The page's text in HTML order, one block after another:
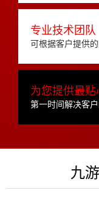
专业技术团队
可根据客户提供
为您提供最贴
第一时间解决客
九